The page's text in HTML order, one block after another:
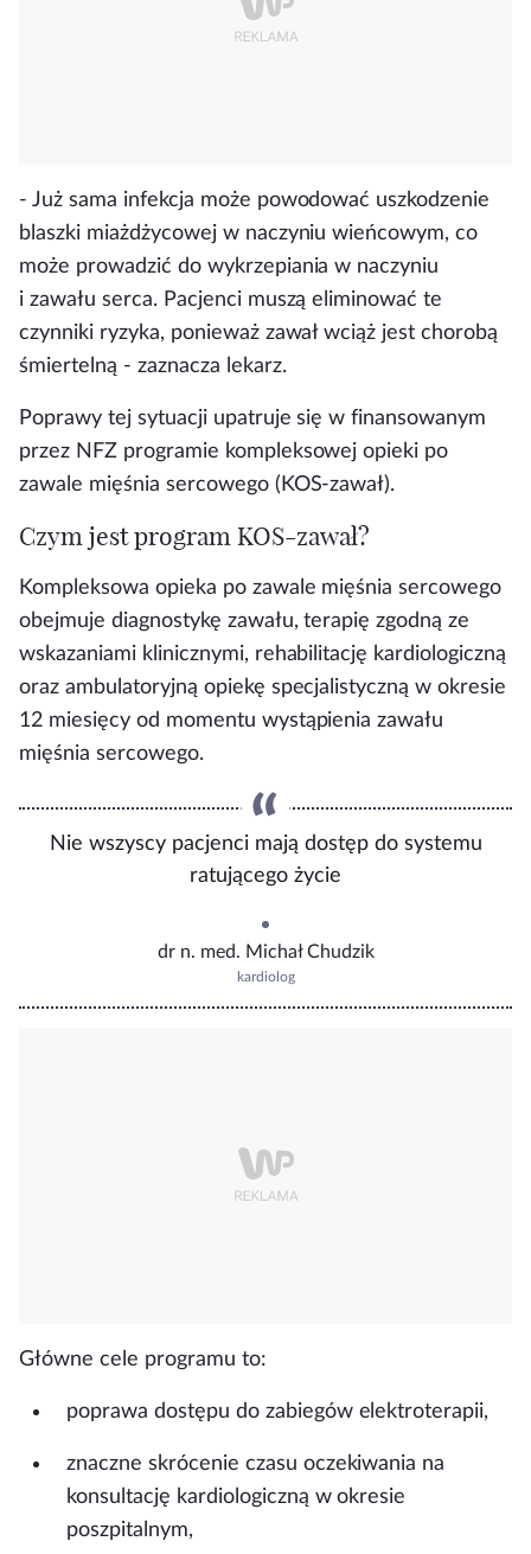
- Już sama infekcja może powodować uszkodzenie
blaszki miażdżycowej w naczyniu wieńcowym, co
może prowadzić do wykrzepiania w naczyniu
i zawału serca. Pacjenci muszą eliminować te
czynniki ryzyka, ponieważ zawał wciąż jest chorobą
śmiertelną - zaznacza lekarz.
Poprawy tej sytuacji upatruje się w finansowanym
przez NFZ programie kompleksowej opieki po
zawale mięśnia sercowego (KOS-zawał).
Czym jest program KOS-zawał?
Kompleksowa opieka po zawale mięśnia sercowego
obejmuje diagnostykę zawału, terapię zgodną ze
wskazaniami klinicznymi, rehabilitację kardiologiczną
oraz ambulatoryjną opiekę specjalistyczną w okresie
12 miesięcy od momentu wystąpienia zawału
mięśnia sercowego.
Nie wszyscy pacjenci mają dostęp do systemu
ratującego życie
dr n. med. Michał Chudzik
kardiolog
Główne cele programu to:
poprawa dostępu do zabiegów elektroterapii,
znaczne skrócenie czasu oczekiwania na
konsultację kardiologiczną w okresie
poszpitalnym,